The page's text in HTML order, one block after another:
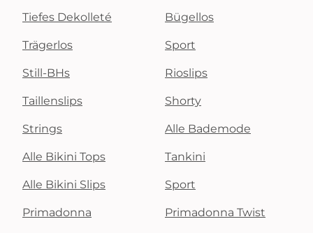
Tiefes Dekolleté Bügellos
Trägerlos Sport
Still-BHs Rioslips
Taillenslips Shorty
Strings Alle Bademode
Alle Bikini Tops Tankini
Alle Bikini Slips Sport
Primadonna Primadonna Twist